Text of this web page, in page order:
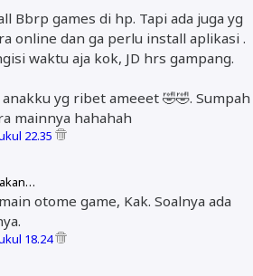
Bbrp games di hp. Tapi ada juga yg
online dan ga perlu install aplikasi .
waktu aja kok, JD hrs gampang.
yg ribet ameeet 🤣🤣. Sumpah
mainnya hahahah
22.35
otome game, Kak. Soalnya ada
18.24